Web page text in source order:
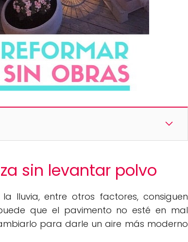
sin levantar polvo
lluvia, entre otros factores, consiguen
que el pavimento no esté en mal
para darle un aire más moderno